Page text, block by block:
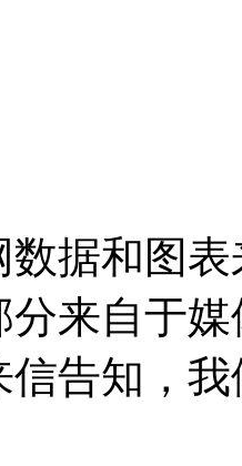
数据和图
分来自于
信告知，